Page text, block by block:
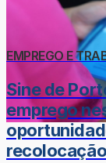
EMPREGO E
Sine de
emprego
recolocação